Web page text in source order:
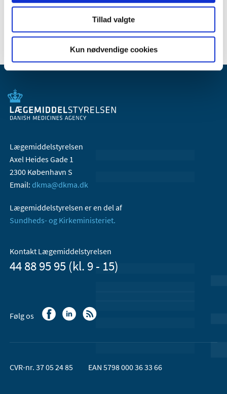
Tillad valgte
Kun nødvendige cookies
2006 (9)
Lægemiddelstyrelsen
Axel Heides Gade 1
2300 København S
Email: dkma@dkma.dk
Lægemiddelstyrelsen er en del af
Sundheds- og Kirkeministeriet.
Kontakt Lægemiddelstyrelsen
44 88 95 95 (kl. 9 - 15)
Følg os
CVR-nr. 37 05 24 85 EAN 5798 000 36 33 66